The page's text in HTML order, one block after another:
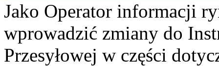
Jako Operator informacji
wprowadzić zmiany do
Przesyłowej w części